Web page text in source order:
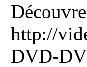
http://
DVD-